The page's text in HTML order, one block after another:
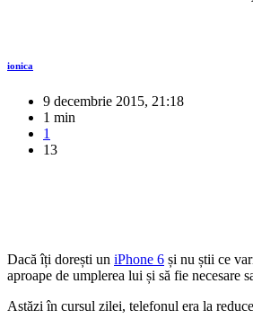
ionica
9 decembrie 2015, 21:18
1 min
1
13
Dacă îți dorești un iPhone 6 și nu știi ce
aproape de umplerea lui și să fie necesare
Astăzi în cursul zilei, telefonul era la